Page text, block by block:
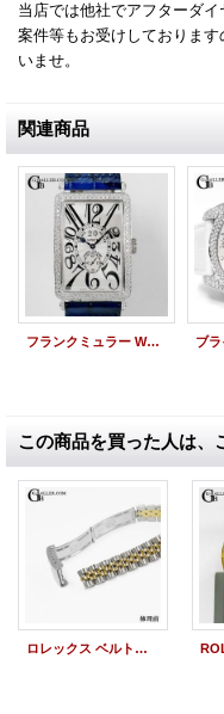
当店では他社でアフターダ
案件等もお受けしておりま
いませ。
関連商品
フランクミュラー WG ロングアイランド グランギシェ 1200S6GG アフターダイヤ
この商品を買った人は、
ロレックス ベルト修理 デイトジャスト ブレス修理